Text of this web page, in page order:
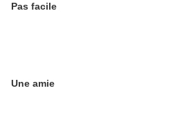
Pas facile
Une amie